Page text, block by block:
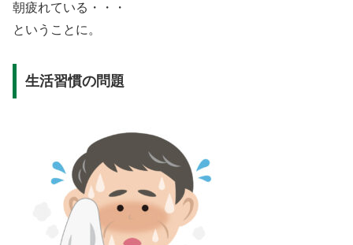
朝疲れている・・・
ということに。
生活習慣の問題